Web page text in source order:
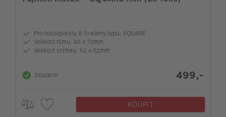
Pro fotoaparáty & tiskárny typu: SQUARE
‎Velikost filmu: 86 x 72mm
‎Velikost snímku: 62 x 62mm
Skladem 499,-
KOUPIT